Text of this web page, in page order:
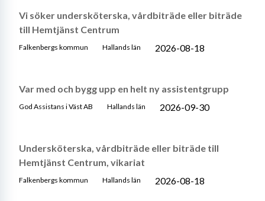
Vi söker undersköterska, vårdbiträde eller biträde
till Hemtjänst Centrum
Falkenbergs kommun Hallands län 2026-08-18
Var med och bygg upp en helt ny assistentgrupp
God Assistans i Väst AB Hallands län 2026-09-30
Undersköterska, vårdbiträde eller biträde till
Hemtjänst Centrum, vikariat
Falkenbergs kommun Hallands län 2026-08-18